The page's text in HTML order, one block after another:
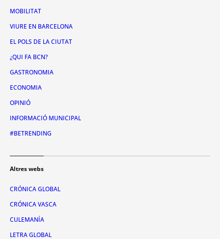
MOBILITAT
VIURE EN BARCELONA
EL POLS DE LA CIUTAT
¿QUI FA BCN?
GASTRONOMIA
ECONOMIA
OPINIÓ
INFORMACIÓ MUNICIPAL
#BETRENDING
Altres webs
CRÓNICA GLOBAL
CRÓNICA VASCA
CULEMANÍA
LETRA GLOBAL